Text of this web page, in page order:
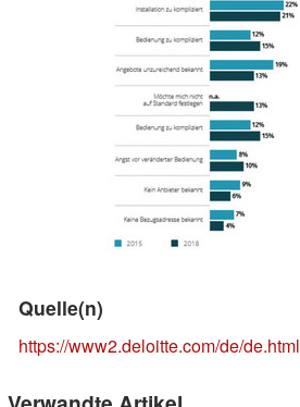
Quelle(n)
https://www2.deloitte.com/de/de.html